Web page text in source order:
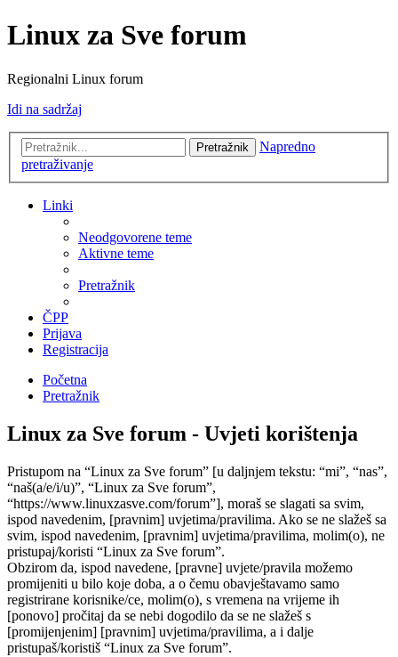
Linux za Sve forum
Regionalni Linux forum
Idi na sadržaj
Pretražnik
Napredno
pretraživanje
Linki
Neodgovorene teme
Aktivne teme
Pretražnik
ČPP
Prijava
Registracija
Početna
Pretražnik
Linux za Sve forum - Uvjeti korištenja
Pristupom na “Linux za Sve forum” [u daljnjem tekstu: “mi”, “nas”,
“naš(a/e/i/u)”, “Linux za Sve forum”,
“https://www.linuxzasve.com/forum”], moraš se slagati sa svim,
ispod navedenim, [pravnim] uvjetima/pravilima. Ako se ne slažeš sa
svim, ispod navedenim, [pravnim] uvjetima/pravilima, molim(o), ne
pristupaj/koristi “Linux za Sve forum”.
Obzirom da, ispod navedene, [pravne] uvjete/pravila možemo
promijeniti u bilo koje doba, a o čemu obavještavamo samo
registrirane korisnike/ce, molim(o), s vremena na vrijeme ih
[ponovo] pročitaj da se nebi dogodilo da se ne slažeš s
[promijenjenim] [pravnim] uvjetima/pravilima, a i dalje
pristupaš/koristiš “Linux za Sve forum”.